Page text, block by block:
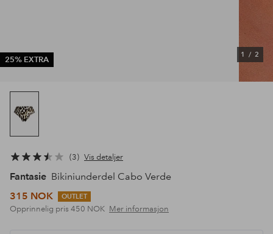
25% EXTRA
1 / 2
3 Vis detaljer
Fantasie Bikiniunderdel Cabo Verde
315 NOK
OUTLET
Opprinnelig pris 450 NOK Mer informasjon